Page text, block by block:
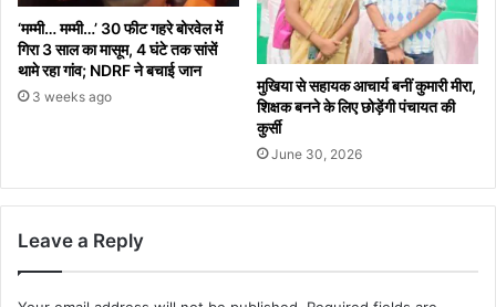
‘मम्मी… मम्मी…’ 30 फीट गहरे बोरवेल में
गिरा 3 साल का मासूम, 4 घंटे तक सांसें
थामे रहा गांव; NDRF ने बचाई जान
3 weeks ago
मुखिया से सहायक आचार्य बनीं कुमारी मीरा,
शिक्षक बनने के लिए छोड़ेंगी पंचायत की
कुर्सी
June 30, 2026
Leave a Reply